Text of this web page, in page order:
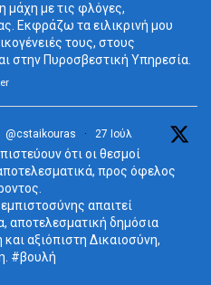
μάχη με τις φλόγες,
Εκφράζω τα ειλικρινή μου
τους, στους
στην Πυροσβεστική Υπηρεσία.
@cstaikouras · 27 Ιούλ
ότι οι θεσμοί
προς όφελος
απαιτεί
αποτελεσματική δημόσια
αξιόπιστη Δικαιοσύνη,
#βουλή